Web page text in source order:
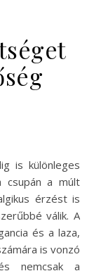
csupán a múlt
érzést is
válik. A
és a laza,
is vonzó
nemcsak a